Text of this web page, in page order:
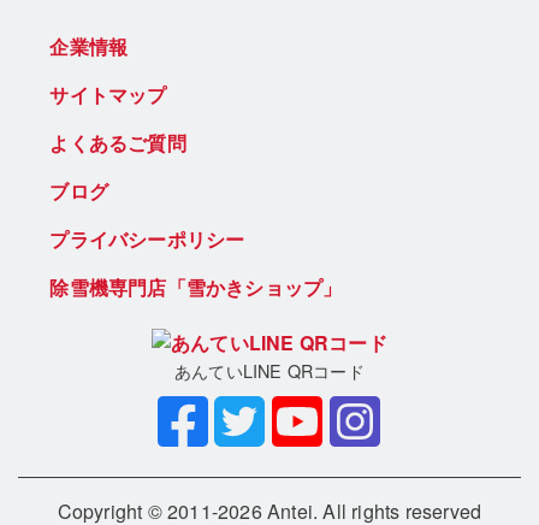
企業情報
サイトマップ
よくあるご質問
ブログ
プライバシーポリシー
除雪機専門店「雪かきショップ」
あんていLINE QRコード
Copyright © 2011-2026 Antei. All rights reserved